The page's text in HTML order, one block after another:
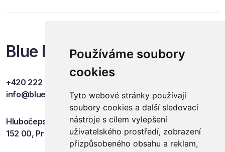
Používáme soubory
cookies
Tyto webové stránky používají
soubory cookies a další sledovací
nástroje s cílem vylepšení
uživatelského prostředí, zobrazení
přizpůsobeného obsahu a reklam,
Blue Events
+420 222 749 841
info@blueevents.eu
Hlubočepská 701/38c
152 00, Praha 5